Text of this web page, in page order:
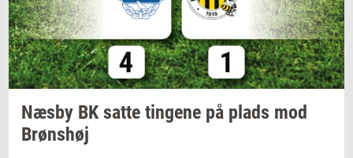
Næsby BK satte tin­ge­ne på plads mod
Brøns­høj